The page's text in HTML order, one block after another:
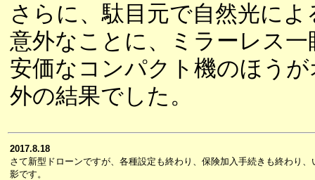
さらに、駄目元で自然光に
意外なことに、ミラーレス
安価なコンパクト機のほう
外の結果でした。
2017.8.18
さて新型ドローンですが、各種設定も終わり、保険加入手続きも終わり、
影です。